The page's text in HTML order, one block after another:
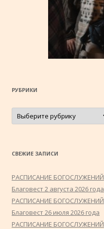
РУБРИКИ
Рубрики
СВЕЖИЕ ЗАПИСИ
РАСПИСАНИЕ БОГОСЛУЖЕНИЙ
Благовест 2 августа 2026 года
РАСПИСАНИЕ БОГОСЛУЖЕНИЙ
Благовест 26 июля 2026 года
РАСПИСАНИЕ БОГОСЛУЖЕНИЙ